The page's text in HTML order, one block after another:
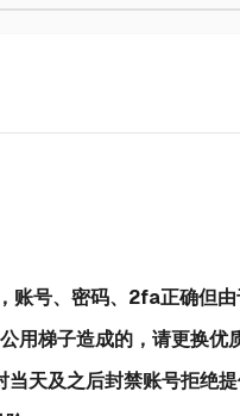
账号、密码、2fa正确但
用梯子造成的，请更换优
天及之后封禁账号拒绝